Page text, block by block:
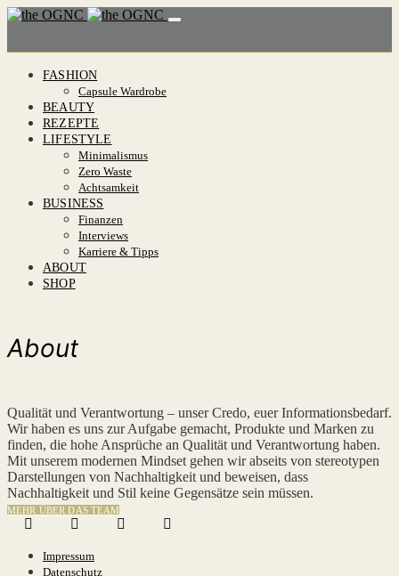
FASHION
Capsule Wardrobe
BEAUTY
REZEPTE
LIFESTYLE
Minimalismus
Zero Waste
Achtsamkeit
BUSINESS
Finanzen
Interviews
Karriere & Tipps
ABOUT
SHOP
About
Qualität und Verantwortung – unser Credo, euer Informationsbedarf.
Wir haben es uns zur Aufgabe gemacht, Produkte und Marken zu
finden, die hohe Ansprüche an Qualität und Verantwortung haben.
Mit unserem modernen Mindset gehen wir abseits von stereotypen
Darstellungen von Nachhaltigkeit und beweisen, dass
Nachhaltigkeit und Stil keine Gegensätze sein müssen.
MEHR ÜBER DAS TEAM
Impressum
Datenschutz